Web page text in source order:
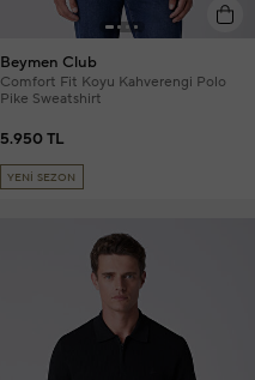
Beymen Club
Comfort Fit Koyu Kahverengi Polo
Pike Sweatshirt
5.950 TL
YENİ SEZON